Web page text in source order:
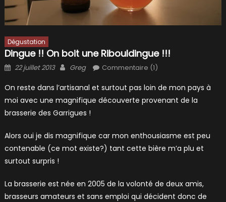
Dégustation
Dingue !! On boit une Ribouldingue !!!
Posted
22 juillet 2013 Author
Greg Commentaire (1)
On reste dans l’artisanal et surtout pas loin de mon pays à
moi avec une magnifique découverte provenant de la
brasserie des Garrigues !
Alors oui je dis magnifique car mon enthousiasme est peu
contenable (ce mot existe?) tant cette bière m’a plu et
surtout surpris !
La brasserie est née en 2005 de la volonté de deux amis,
brasseurs amateurs et sans emploi qui décident donc de